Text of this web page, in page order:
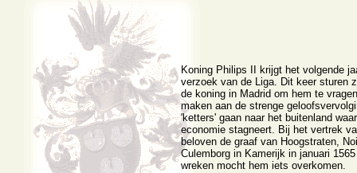
Koning Philips II krijgt het volgende
verzoek van de Liga. Dit keer sturen
de koning in Madrid om hem te
maken aan de strenge
'ketters' gaan naar het buitenland
economie stagneert. Bij het vertrek
beloven de graaf van Hoogstraten,
Culemborg in Kamerijk in januari
wreken mocht hem iets overkomen.